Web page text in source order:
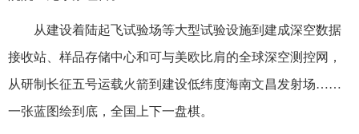
从建设着陆起飞试验场等大型试验设施到建成深空数据
接收站、样品存储中心和可与美欧比肩的全球深空测控网，
从研制长征五号运载火箭到建设低纬度海南文昌发射场……
一张蓝图绘到底，全国上下一盘棋。